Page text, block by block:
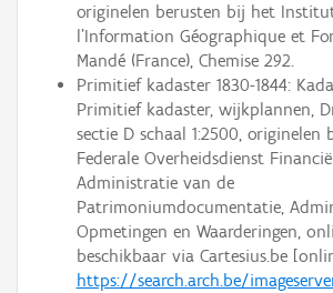
originelen berusten bij het
l’Information Géographique et
Mandé (France), Chemise 292.
Primitief kadaster 1830-1844:
Primitief kadaster, wijkplannen,
sectie D schaal 1:2500, originelen
Federale Overheidsdienst
Administratie van de
Patrimoniumdocumentatie,
Opmetingen en Waarderingen,
beschikbaar via Cartesius.be
https://search.arch.be/